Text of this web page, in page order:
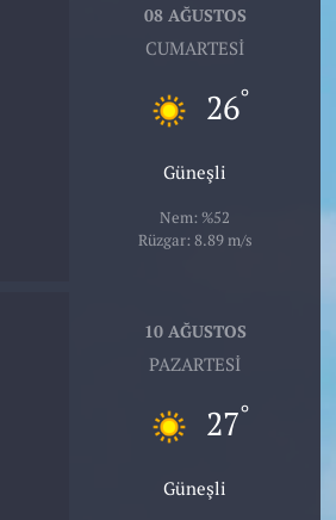
08 AĞUSTOS
CUMARTESI
26°
Güneşli
Nem: %52
Rüzgar: 8.89 m/s
10 AĞUSTOS
PAZARTESI
27°
Güneşli